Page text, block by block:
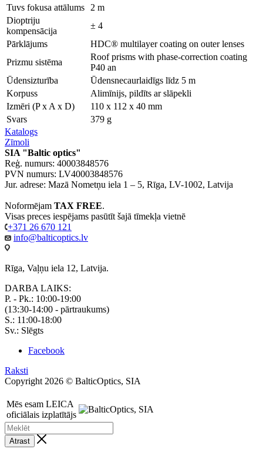
Tuvs fokusa attālums
2 m
Dioptriju
kompensācija
± 4
Pārklājums
HDC® multilayer coating on outer lenses
Prizmu sistēma
Roof prisms with phase-correction coating
P40 an
Ūdensizturība
Ūdensnecaurlaidīgs līdz 5 m
Korpuss
Alimīnijs, pildīts ar slāpekli
Izmēri (P x A x D)
110 x 112 x 40 mm
Svars
379 g
Katalogs
Zīmoli
SIA "Baltic optics"
Reģ. numurs: 40003848576
PVN numurs: LV40003848576
Jur. adrese: Mazā Nometņu iela 1 – 5, Rīga, LV-1002, Latvija
Noformējam TAX FREE.
Visas preces iespējams pasūtīt šajā tīmekļa vietnē
+371 26 670 121
info@balticoptics.lv
Rīga, Vaļņu iela 12, Latvija.
DARBA LAIKS:
P. - Pk.: 10:00-19:00
(13:30-14:00 - pārtraukums)
S.: 11:00-18:00
Sv.: Slēgts
Facebook
Raksti
Copyright 2026 © BalticOptics, SIA
Mēs esam LEICA
oficiālais izplatītājs
Atrast